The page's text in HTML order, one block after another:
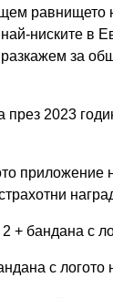
равнището
ниските в
за
2023
приложение
+ бандана с
с логото